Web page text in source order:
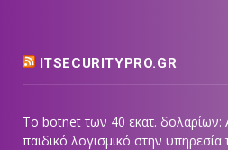
ITSECURITYPRO.GR
Το botnet των 40 εκατ. δολαρίων:
παιδικό λογισμικό στην